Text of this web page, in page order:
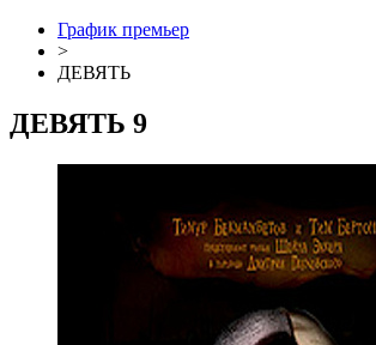
График премьер
>
ДЕВЯТЬ
ДЕВЯТЬ 9